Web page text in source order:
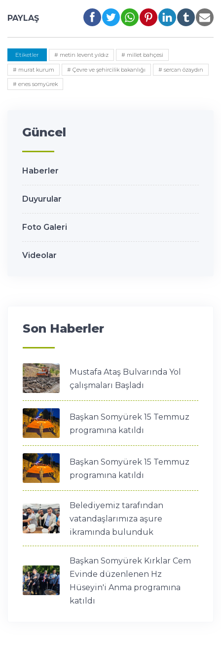
PAYLAŞ
Etiketler # metin levent yıldız # millet bahçesi
# murat kurum # Çevre ve şehircilik bakanlığı # sercan özaydın
# enes somyürek
Güncel
Haberler
Duyurular
Foto Galeri
Videolar
Son Haberler
Mustafa Ataş Bulvarında Yol
çalışmaları Başladı
Başkan Somyürek 15 Temmuz
programına katıldı
Başkan Somyürek 15 Temmuz
programına katıldı
Belediyemiz tarafından
vatandaşlarımıza aşure
ikramında bulunduk
Başkan Somyürek Kırklar Cem
Evinde düzenlenen Hz
Hüseyin'i Anma programına
katıldı